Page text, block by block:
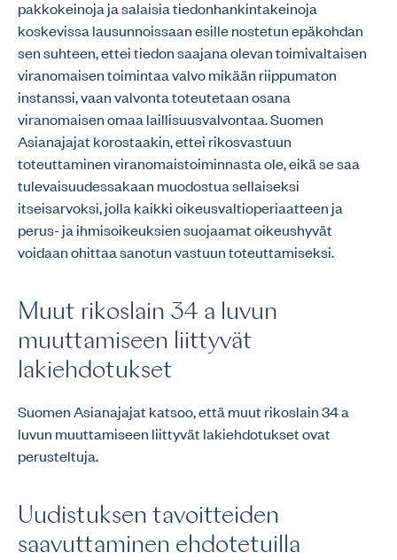
pakkokeinoja ja salaisia tiedonhankintakeinoja
koskevissa lausunnoissaan esille nostetun epäkohdan
sen suhteen, ettei tiedon saajana olevan toimivaltaisen
viranomaisen toimintaa valvo mikään riippumaton
instanssi, vaan valvonta toteutetaan osana
viranomaisen omaa laillisuusvalvontaa. Suomen
Asianajajat korostaakin, ettei rikosvastuun
toteuttaminen viranomaistoiminnasta ole, eikä se saa
tulevaisuudessakaan muodostua sellaiseksi
itseisarvoksi, jolla kaikki oikeusvaltioperiaatteen ja
perus- ja ihmisoikeuksien suojaamat oikeushyvät
voidaan ohittaa sanotun vastuun toteuttamiseksi.
Muut rikoslain 34 a luvun
muuttamiseen liittyvät
lakiehdotukset
Suomen Asianajajat katsoo, että muut rikoslain 34 a
luvun muuttamiseen liittyvät lakiehdotukset ovat
perusteltuja.
Uudistuksen tavoitteiden
saavuttaminen ehdotetuilla